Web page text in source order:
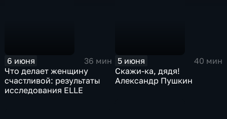
6 июня
36 мин
Что делает женщину
счастливой: результаты
исследования ELLE
5 июня
40 мин
Скажи-ка, дядя!
Александр Пушкин